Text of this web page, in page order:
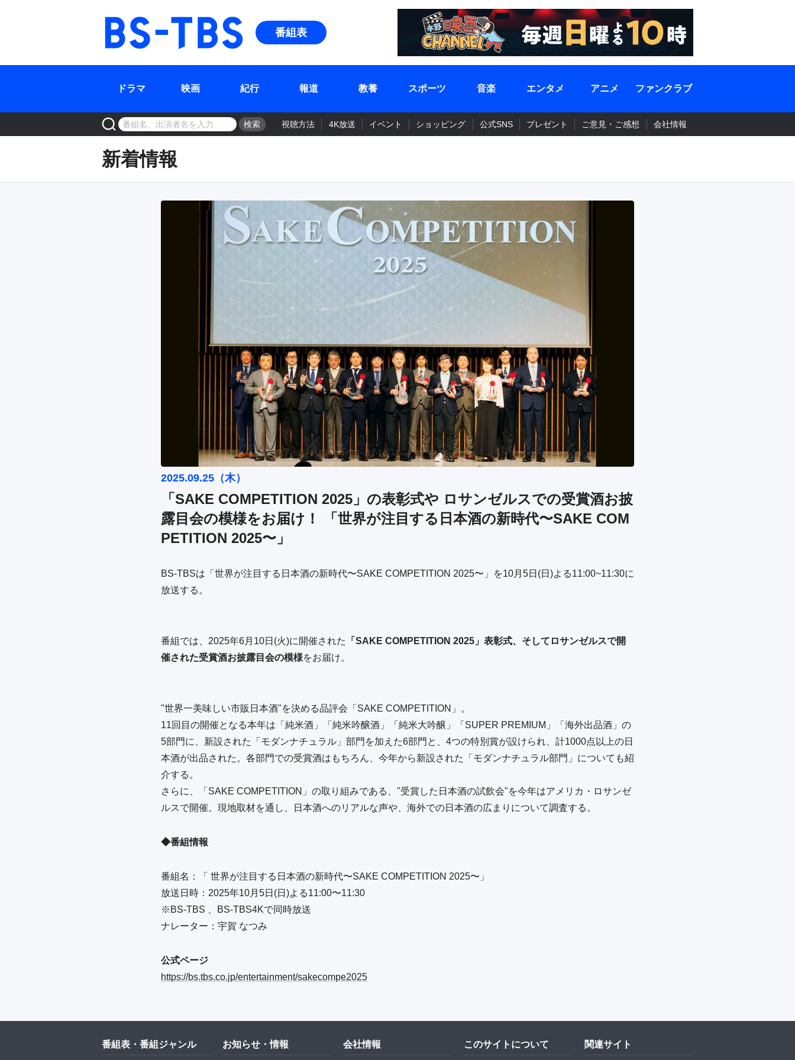
番組表
ドラマ 映画 紀行 報道 教養 スポーツ 音楽 エンタメ アニメ ファンクラブ
検索 視聴方法 4K放送 イベント ショッピング 公式SNS プレゼント ご意見・ご感想 会社情報
新着情報
「SAKE COMPETITION 2025」の表彰式や ロサンゼルスでの受賞酒お披
露目会の模様をお届け！ 「世界が注目する日本酒の新時代〜SAKE COM
PETITION 2025〜」
2025.09.25（木）
BS-TBSは「世界が注目する日本酒の新時代〜SAKE COMPETITION 2025〜」を10月5日(日)よる11:00~11:30に
放送する。
番組では、2025年6月10日(火)に開催された
「SAKE COMPETITION 2025」表彰式、そしてロサンゼルスで開
催された受賞酒お披露目会の模様をお届け。
"世界一美味しい市販日本酒"を決める品評会「SAKE COMPETITION」。
11回目の開催となる本年は「純米酒」「純米吟醸酒」「純米大吟醸」「SUPER PREMIUM」「海外出品酒」の
5部門に、新設された「モダンナチュラル」部門を加えた6部門と、4つの特別賞が設けられ、計1000点以上の日
本酒が出品された。各部門での受賞酒はもちろん、今年から新設された「モダンナチュラル部門」についても紹
介する。
さらに、「SAKE COMPETITION」の取り組みである、"受賞した日本酒の試飲会"を今年はアメリカ・ロサンゼ
ルスで開催。現地取材を通し、日本酒へのリアルな声や、海外での日本酒の広まりについて調査する。
◆番組情報
番組名：「 世界が注目する日本酒の新時代〜SAKE COMPETITION 2025〜」
放送日時：2025年10月5日(日)よる11:00〜11:30
※BS-TBS 、BS-TBS4Kで同時放送
ナレーター：宇賀 なつみ
公式ページ
https://bs.tbs.co.jp/entertainment/sakecompe2025
番組表・番組ジャンル お知らせ・情報 会社情報 このサイトについて 関連サイト